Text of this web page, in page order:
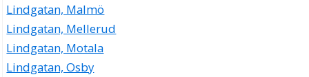
Lindgatan, Malmö
Lindgatan, Mellerud
Lindgatan, Motala
Lindgatan, Osby